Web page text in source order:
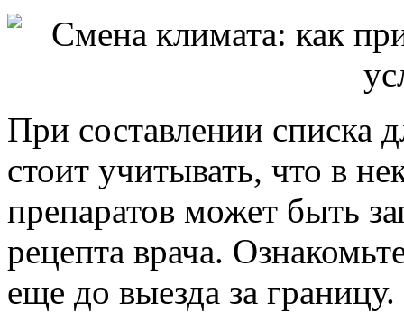
При составлении списка
стоит учитывать, что в
препаратов может быть
рецепта врача.
еще до выезда за границу.